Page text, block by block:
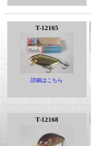
T-12165
詳細はこちら
T-12168